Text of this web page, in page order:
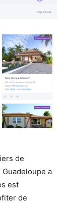
de
a
est
de